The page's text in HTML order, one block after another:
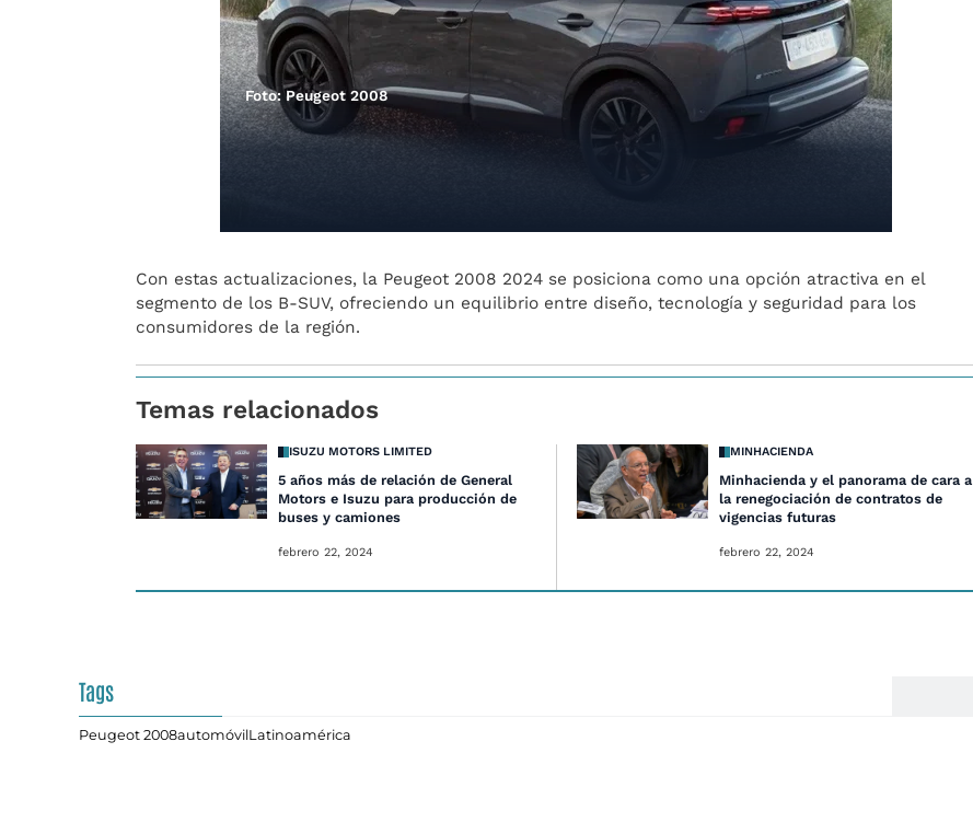
Foto: Peugeot 2008
Con estas actualizaciones, la Peugeot 2008 2024 se posiciona como una opción atractiva en el
segmento de los B-SUV, ofreciendo un equilibrio entre diseño, tecnología y seguridad para los
consumidores de la región.
Temas relacionados
ISUZU MOTORS LIMITED
5 años más de relación de General
Motors e Isuzu para producción de
buses y camiones
febrero 22, 2024
MINHACIENDA
Minhacienda y el panorama de cara a
la renegociación de contratos de
vigencias futuras
febrero 22, 2024
Tags
Peugeot 2008automóvilLatinoamérica